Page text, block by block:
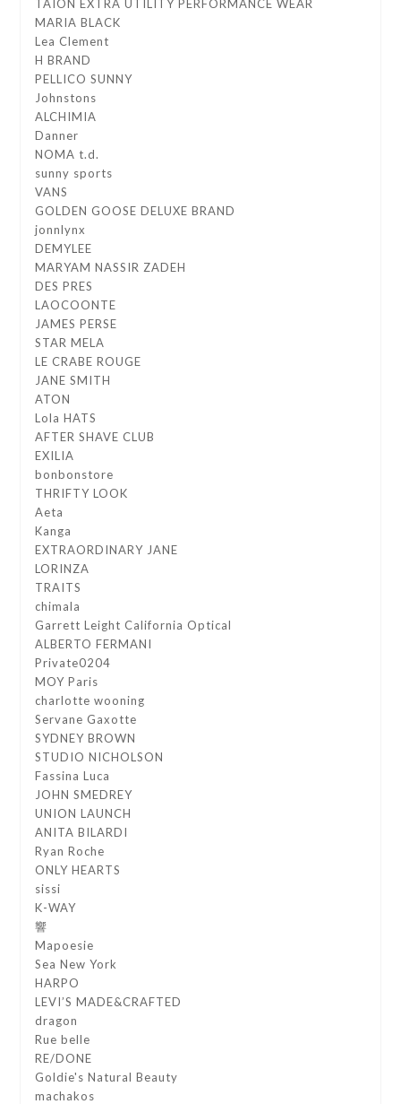
TAION EXTRA UTILITY PERFORMANCE WEAR
MARIA BLACK
Lea Clement
H BRAND
PELLICO SUNNY
Johnstons
ALCHIMIA
Danner
NOMA t.d.
sunny sports
VANS
GOLDEN GOOSE DELUXE BRAND
jonnlynx
DEMYLEE
MARYAM NASSIR ZADEH
DES PRES
LAOCOONTE
JAMES PERSE
STAR MELA
LE CRABE ROUGE
JANE SMITH
ATON
Lola HATS
AFTER SHAVE CLUB
EXILIA
bonbonstore
THRIFTY LOOK
Aeta
Kanga
EXTRAORDINARY JANE
LORINZA
TRAITS
chimala
Garrett Leight California Optical
ALBERTO FERMANI
Private0204
MOY Paris
charlotte wooning
Servane Gaxotte
SYDNEY BROWN
STUDIO NICHOLSON
Fassina Luca
JOHN SMEDREY
UNION LAUNCH
ANITA BILARDI
Ryan Roche
ONLY HEARTS
sissi
K-WAY
響
Mapoesie
Sea New York
HARPO
LEVI’S MADE&CRAFTED
dragon
Rue belle
RE/DONE
Goldie's Natural Beauty
machakos